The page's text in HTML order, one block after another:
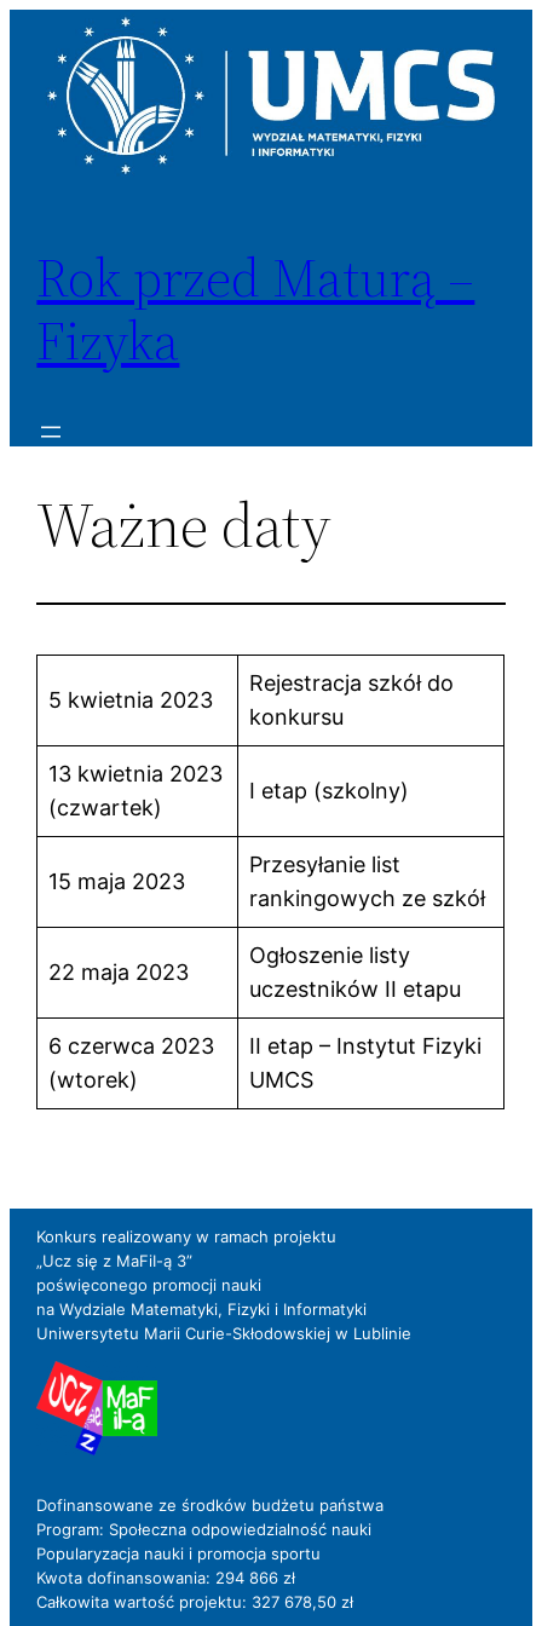
treści
Rok przed Maturą –
Fizyka
Ważne daty
5 kwietnia 2023
Rejestracja szkół do
konkursu
13 kwietnia 2023
(czwartek)
I etap (szkolny)
15 maja 2023
Przesyłanie list
rankingowych ze szkół
22 maja 2023
Ogłoszenie listy
uczestników II etapu
6 czerwca 2023
(wtorek)
II etap – Instytut Fizyki
UMCS
Konkurs realizowany w ramach projektu
„Ucz się z MaFiI-ą 3”
poświęconego promocji nauki
na Wydziale Matematyki, Fizyki i Informatyki
Uniwersytetu Marii Curie-Skłodowskiej w Lublinie
Dofinansowane ze środków budżetu państwa
Program: Społeczna odpowiedzialność nauki
Popularyzacja nauki i promocja sportu
Kwota dofinansowania: 294 866 zł
Całkowita wartość projektu: 327 678,50 zł